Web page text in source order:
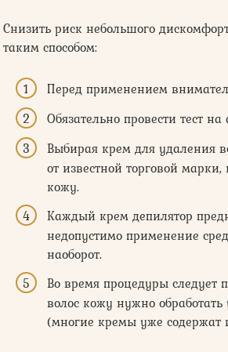
Снизить риск небольшого
таким способом:
Перед применением
Обязательно провести тест
Выбирая крем для удаления
от известной торговой
кожу.
Каждый крем депилятор
недопустимо применение
наоборот.
Во время процедуры следует
волос кожу нужно
(многие кремы уже содержат